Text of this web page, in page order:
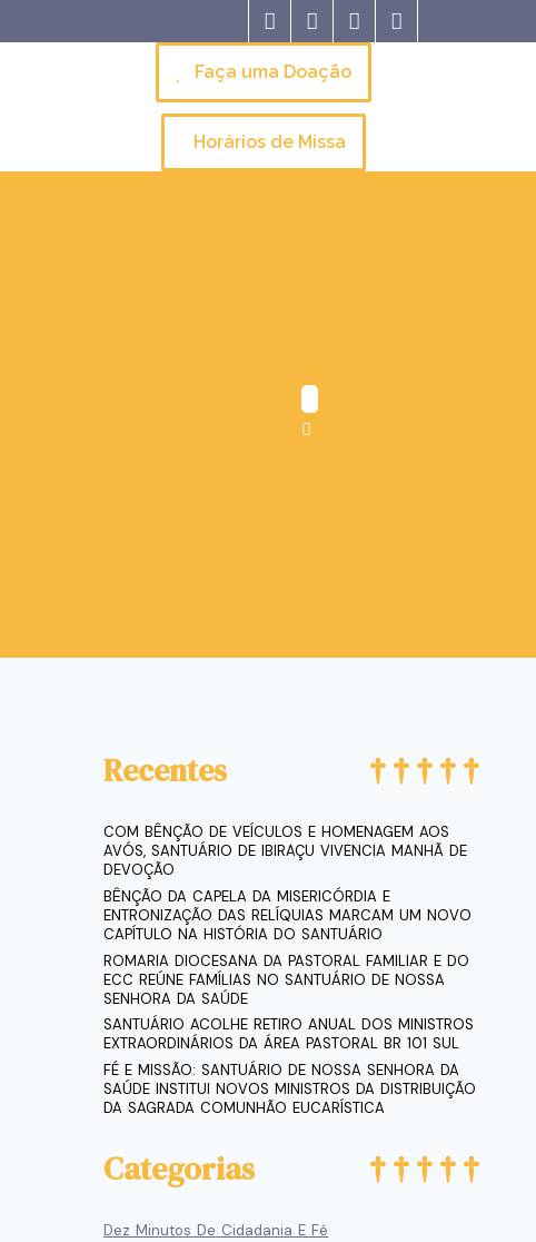
Faça uma Doação
Horários de Missa
Recentes
COM BÊNÇÃO DE VEÍCULOS E HOMENAGEM AOS
AVÓS, SANTUÁRIO DE IBIRAÇU VIVENCIA MANHÃ DE
DEVOÇÃO
BÊNÇÃO DA CAPELA DA MISERICÓRDIA E
ENTRONIZAÇÃO DAS RELÍQUIAS MARCAM UM NOVO
CAPÍTULO NA HISTÓRIA DO SANTUÁRIO
ROMARIA DIOCESANA DA PASTORAL FAMILIAR E DO
ECC REÚNE FAMÍLIAS NO SANTUÁRIO DE NOSSA
SENHORA DA SAÚDE
SANTUÁRIO ACOLHE RETIRO ANUAL DOS MINISTROS
EXTRAORDINÁRIOS DA ÁREA PASTORAL BR 101 SUL
FÉ E MISSÃO: SANTUÁRIO DE NOSSA SENHORA DA
SAÚDE INSTITUI NOVOS MINISTROS DA DISTRIBUIÇÃO
DA SAGRADA COMUNHÃO EUCARÍSTICA
Categorias
Dez Minutos De Cidadania E Fé